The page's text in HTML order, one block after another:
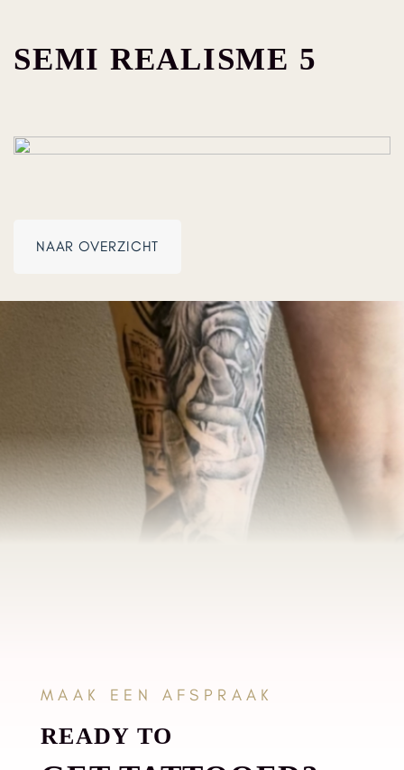
SEMI REALISME 5
NAAR OVERZICHT
MAAK EEN AFSPRAAK
READY TO